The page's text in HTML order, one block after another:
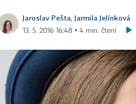
Jaroslav Pešta, Jarmila Jelínková
13. 5. 2016 16:48 ▪ 4 min. čtení